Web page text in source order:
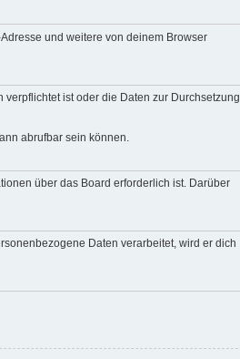
und weitere von deinem Browser
ist oder die Daten zur Durchsetzung
abrufbar sein können.
über das Board erforderlich ist. Darüber
Daten verarbeitet, wird er dich